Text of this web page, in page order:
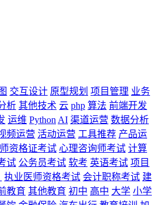
交互设计 原型规划 项目管理 业务
析 其他技术 云 php 算法 前端开发
运维 Python AI 渠道运营 数据分析
频运营 活动运营 工具推荐 产品运
资格证考试 心理咨询师考试 计算
试 公务员考试 软考 英语考试 项目
执业医师资格考试 会计职称考试 建
教育 其他教育 初中 高中 大学 小学